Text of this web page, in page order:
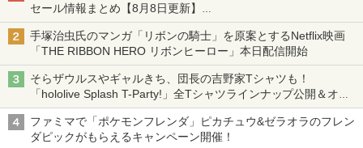
セール情報まとめ【8月8日更新】
ニンテンドーeショップでは「大神 絶景版」が67%オフで990円
手塚治虫氏のマンガ「リボンの騎士」を原案とするNetflix映画
「THE RIBBON HERO リボンヒーロー」本日配信開始
そらザウルスやギャルきち、団長の吉野家Tシャツも！
「hololive Splash T-Party!」全Tシャツラインナップ公開＆オン
ライン販売開始
ファミマで「ポケモンフレンダ」ピカチュウ&ゼラオラのフレン
ダピックがもらえるキャンペーン開催！